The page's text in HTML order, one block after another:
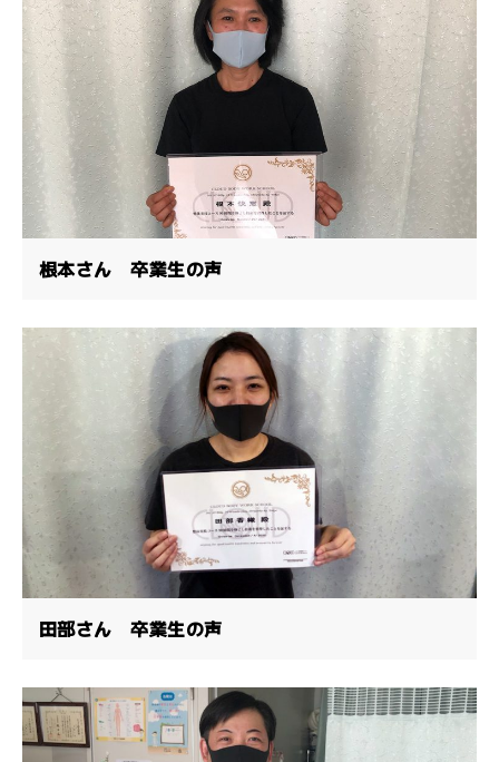
根本さん 卒業生の声
田部さん 卒業生の声